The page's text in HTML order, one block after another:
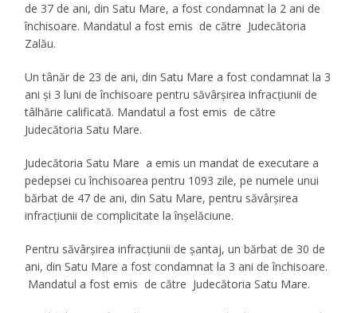
de 37 de ani, din Satu Mare, a fost condamnat la 2 ani de
închisoare. Mandatul a fost emis de către Judecătoria
Zalău.
Un tânăr de 23 de ani, din Satu Mare a fost condamnat la 3
ani și 3 luni de închisoare pentru săvârșirea infracțiunii de
tâlhărie calificată. Mandatul a fost emis de către
Judecătoria Satu Mare.
Judecătoria Satu Mare a emis un mandat de executare a
pedepsei cu închisoarea pentru 1093 zile, pe numele unui
bărbat de 47 de ani, din Satu Mare, pentru săvârșirea
infracțiunii de complicitate la înșelăciune.
Pentru săvârșirea infracțiunii de șantaj, un bărbat de 30 de
ani, din Satu Mare a fost condamnat la 3 ani de închisoare.
Mandatul a fost emis de către Judecătoria Satu Mare.